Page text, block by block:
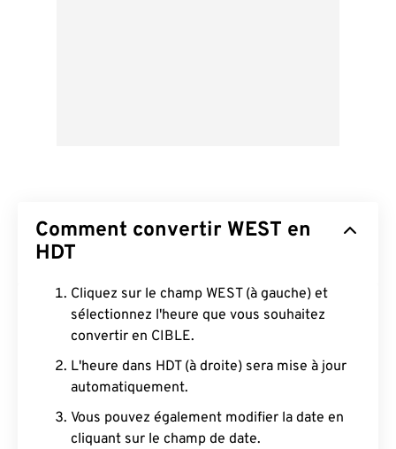
Comment convertir WEST en
HDT
Cliquez sur le champ WEST (à gauche) et
sélectionnez l'heure que vous souhaitez
convertir en CIBLE.
L'heure dans HDT (à droite) sera mise à jour
automatiquement.
Vous pouvez également modifier la date en
cliquant sur le champ de date.